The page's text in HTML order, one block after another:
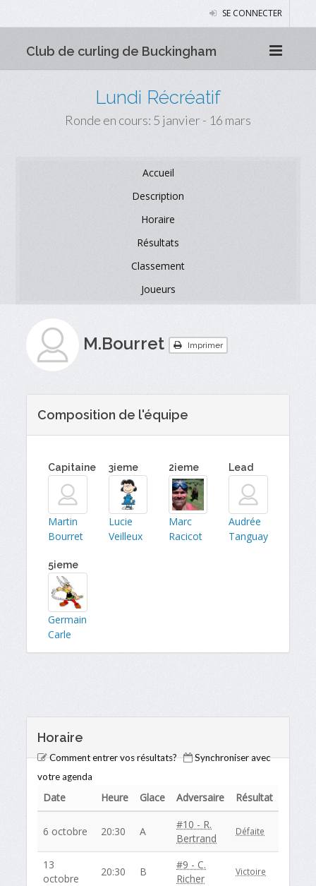
SE CONNECTER
Club de curling de Buckingham
Lundi Récréatif
Ronde en cours: 5 janvier - 16 mars
Accueil
Description
Horaire
Résultats
Classement
Joueurs
M.Bourret Imprimer
Composition de l'équipe
Capitaine
Martin
Bourret
3ieme
Lucie
Veilleux
2ieme
Marc
Racicot
Lead
Audrée
Tanguay
5ieme
Germain
Carle
Horaire
Comment entrer vos résultats?
Synchroniser avec
votre agenda
Date Heure Glace Adversaire Résultat
6 octobre 20:30 A
#10 - R.
Bertrand
Défaite
13
octobre
20:30 B
#9 - C.
Richer
Victoire